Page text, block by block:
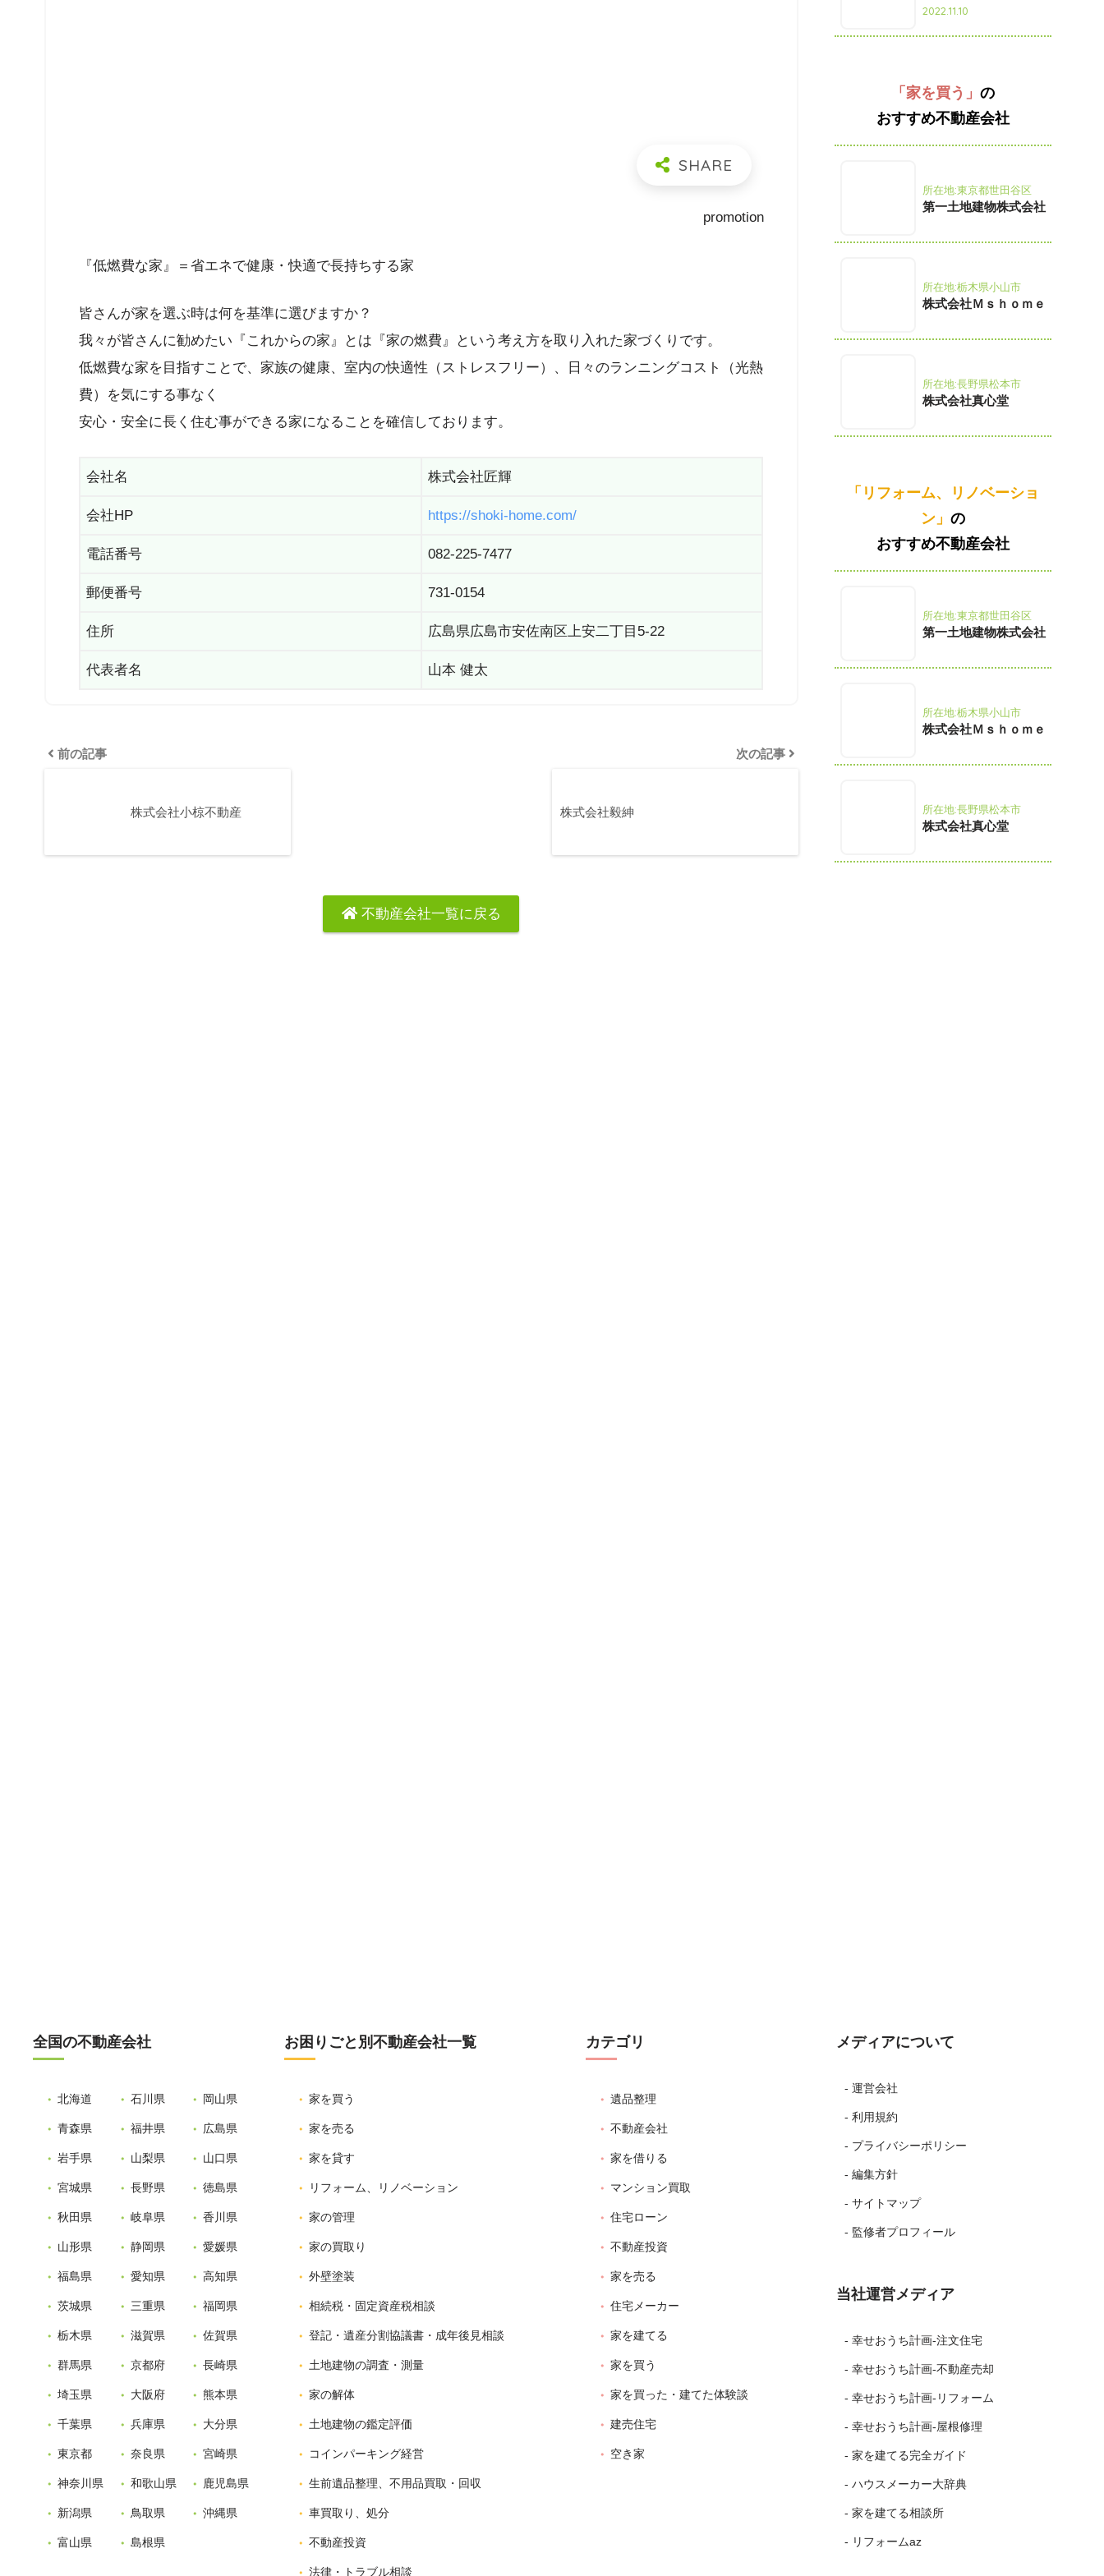
promotion
『低燃費な家』＝省エネで健康・快適で長持ちする家
皆さんが家を選ぶ時は何を基準に選びますか？
我々が皆さんに勧めたい『これからの家』とは『家の燃費』という考え方を取り入れた家づくりです。
低燃費な家を目指すことで、家族の健康、室内の快適性（ストレスフリー）、日々のランニングコスト（光熱
費）を気にする事なく
安心・安全に長く住む事ができる家になることを確信しております。
会社名 株式会社匠輝
会社HP https://shoki-home.com/
電話番号 082-225-7477
郵便番号 731-0154
住所 広島県広島市安佐南区上安二丁目5-22
代表者名 山本 健太
前の記事
株式会社小椋不動産
次の記事
株式会社毅紳
不動産会社一覧に戻る
2022.11.10
「家を買う」の
おすすめ不動産会社
所在地:東京都世田谷区
第一土地建物株式会社
所在地:栃木県小山市
株式会社Ｍｓｈｏｍｅ
所在地:長野県松本市
株式会社真心堂
「リフォーム、リノベーショ
ン」の
おすすめ不動産会社
所在地:東京都世田谷区
第一土地建物株式会社
所在地:栃木県小山市
株式会社Ｍｓｈｏｍｅ
所在地:長野県松本市
株式会社真心堂
全国の不動産会社
北海道
青森県
岩手県
宮城県
秋田県
山形県
福島県
茨城県
栃木県
群馬県
埼玉県
千葉県
東京都
神奈川県
新潟県
富山県
石川県
福井県
山梨県
長野県
岐阜県
静岡県
愛知県
三重県
滋賀県
京都府
大阪府
兵庫県
奈良県
和歌山県
鳥取県
島根県
岡山県
広島県
山口県
徳島県
香川県
愛媛県
高知県
福岡県
佐賀県
長崎県
熊本県
大分県
宮崎県
鹿児島県
沖縄県
お困りごと別不動産会社一覧
家を買う
家を売る
家を貸す
リフォーム、リノベーション
家の管理
家の買取り
外壁塗装
相続税・固定資産税相談
登記・遺産分割協議書・成年後見相談
土地建物の調査・測量
家の解体
土地建物の鑑定評価
コインパーキング経営
生前遺品整理、不用品買取・回収
車買取り、処分
不動産投資
法律・トラブル相談
カテゴリ
遺品整理
不動産会社
家を借りる
マンション買取
住宅ローン
不動産投資
家を売る
住宅メーカー
家を建てる
家を買う
家を買った・建てた体験談
建売住宅
空き家
メディアについて
- 運営会社
- 利用規約
- プライバシーポリシー
- 編集方針
- サイトマップ
- 監修者プロフィール
当社運営メディア
- 幸せおうち計画-注文住宅
- 幸せおうち計画-不動産売却
- 幸せおうち計画-リフォーム
- 幸せおうち計画-屋根修理
- 家を建てる完全ガイド
- ハウスメーカー大辞典
- 家を建てる相談所
- リフォームaz